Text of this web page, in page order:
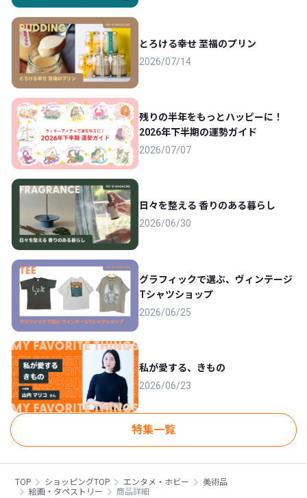
とろける幸せ 至福のプリン
2026/07/14
残りの半年をもっとハッピーに！
2026年下半期の運勢ガイド
2026/07/07
日々を整える 香りのある暮らし
2026/06/30
グラフィックで選ぶ、ヴィンテージ
Tシャツショップ
2026/06/25
私が愛する、きもの
2026/06/23
特集一覧
TOP ショッピングTOP エンタメ・ホビー
美術品
絵画・タペストリー
商品詳細